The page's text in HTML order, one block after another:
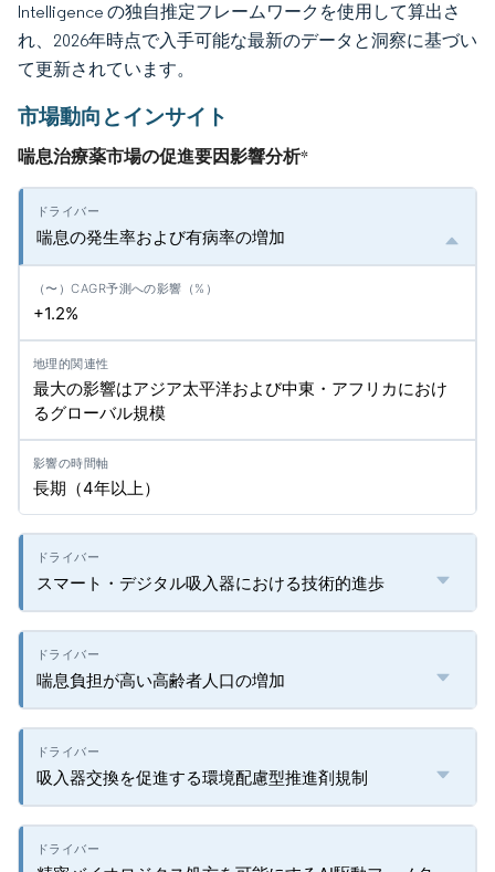
Intelligence の独自推定フレームワークを使用して算出さ
れ、2026年時点で入手可能な最新のデータと洞察に基づい
て更新されています。
市場動向とインサイト
喘息治療薬市場の促進要因影響分析*
喘息の発生率および有病率の増加
+1.2%
最大の影響はアジア太平洋および中東・アフリカにおけ
るグローバル規模
長期（4年以上）
スマート・デジタル吸入器における技術的進歩
喘息負担が高い高齢者人口の増加
吸入器交換を促進する環境配慮型推進剤規制